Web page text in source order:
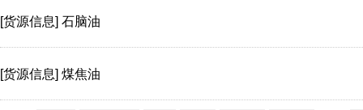
[货源信息] 石脑油
[货源信息] 煤焦油